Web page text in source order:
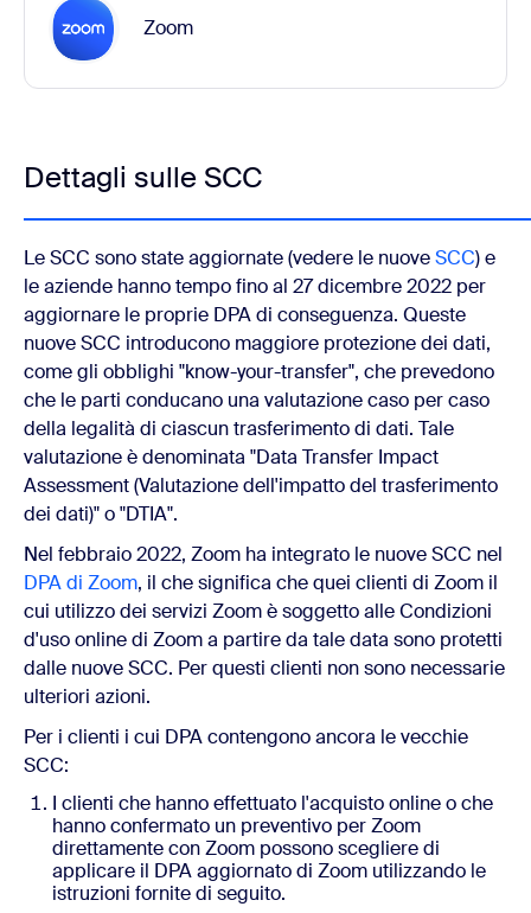
Zoom
Dettagli sulle SCC
Le SCC sono state aggiornate (vedere le nuoveSCC) e
le aziende hanno tempo fino al 27 dicembre 2022 per
aggiornare le proprie DPA di conseguenza. Queste
nuove SCC introducono maggiore protezione dei dati,
come gli obblighi "know-your-transfer", che prevedono
che le parti conducano una valutazione caso per caso
della legalità di ciascun trasferimento di dati. Tale
valutazione è denominata "Data Transfer Impact
Assessment (Valutazione dell'impatto del trasferimento
dei dati)" o "DTIA".
Nel febbraio 2022, Zoom ha integrato le nuove SCC nel
DPA di Zoom, il che significa che quei clienti di Zoom il
cui utilizzo dei servizi Zoom è soggetto alle Condizioni
d'uso online di Zoom a partire da tale data sono protetti
dalle nuove SCC. Per questi clienti non sono necessarie
ulteriori azioni.
Per i clienti i cui DPA contengono ancora le vecchie
SCC:
I clienti che hanno effettuato l'acquisto online o che
hanno confermato un preventivo per Zoom
direttamente con Zoom possono scegliere di
applicare il DPA aggiornato di Zoom utilizzando le
istruzioni fornite di seguito.